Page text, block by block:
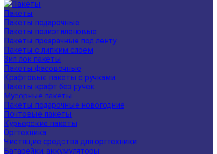
Пакеты
Пакеты подарочные
Пакеты полиэтиленовые
Пакеты прозрачные под ленту
Пакеты с липким слоем
Зип лок пакеты
Пакеты фасовочные
Крафтовые пакеты с ручками
Пакеты крафт без ручек
Мусорные пакеты
Пакеты подарочные новогодние
Почтовые пакеты
Курьерские пакеты
Оргтехника
Чистящие средства для оргтехники
Батарейки, аккумуляторы